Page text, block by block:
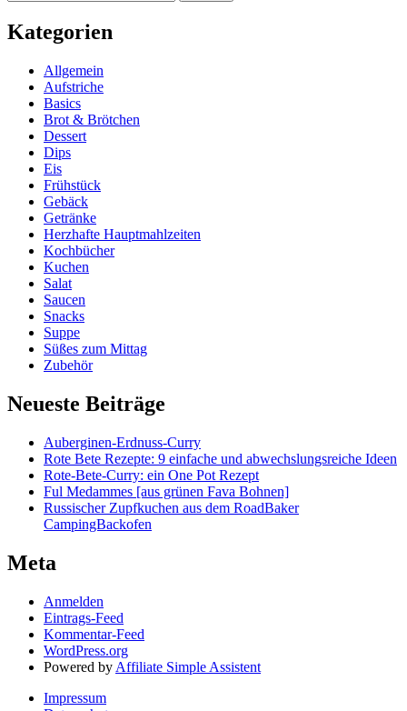
nach:
Kategorien
Allgemein
Aufstriche
Basics
Brot & Brötchen
Dessert
Dips
Eis
Frühstück
Gebäck
Getränke
Herzhafte Hauptmahlzeiten
Kochbücher
Kuchen
Salat
Saucen
Snacks
Suppe
Süßes zum Mittag
Zubehör
Neueste Beiträge
Auberginen-Erdnuss-Curry
Rote Bete Rezepte: 9 einfache und abwechslungsreiche Ideen
Rote-Bete-Curry: ein One Pot Rezept
Ful Medammes [aus grünen Fava Bohnen]
Russischer Zupfkuchen aus dem RoadBaker
CampingBackofen
Meta
Anmelden
Eintrags-Feed
Kommentar-Feed
WordPress.org
Powered by Affiliate Simple Assistent
Impressum